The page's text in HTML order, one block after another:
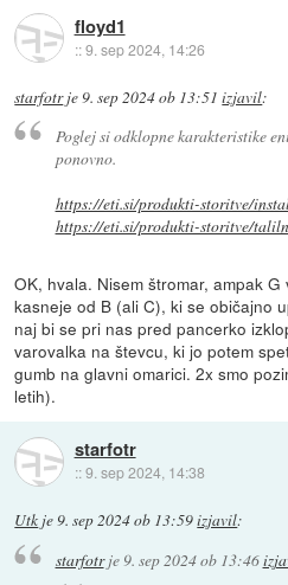
floyd1
::9. sep 2024, 14:26
starfotrje 9. sep 2024 ob 13:51 izjavil:
Poglej si odklopne karakteristike
ponovno.
https://eti.si/produkti-storitve/
https://eti.si/produkti-storitve/
OK, hvala. Nisem štromar, ampak
kasneje od B (ali C), ki se običajno
naj bi se pri nas pred pancerko
varovalka na števcu, ki jo potem
gumb na glavni omarici. 2x smo
letih).
starfotr
::9. sep 2024, 14:38
Utk je9. sep 2024 ob 13:59izjavil:
starfotrje 9. sep 2024 ob 13:46